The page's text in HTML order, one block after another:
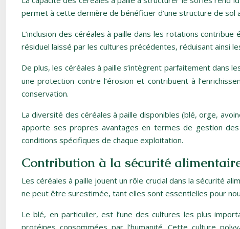
permet à cette dernière de bénéficier d’une structure de
L’inclusion des céréales à paille dans les rotations
résiduel laissé par les cultures précédentes, réduisant ainsi
De plus, les céréales à paille s’intègrent parfaitement dans
une protection contre l’érosion et contribuent à
conservation.
La diversité des céréales à paille disponibles (blé, orge,
apporte ses propres avantages en termes de gestion
conditions spécifiques de chaque exploitation.
Contribution à la sécurité
Les céréales à paille jouent un rôle crucial dans la sécurité
ne peut être surestimée, tant elles sont essentielles pour
Le blé, en particulier, est l’une des cultures les plus